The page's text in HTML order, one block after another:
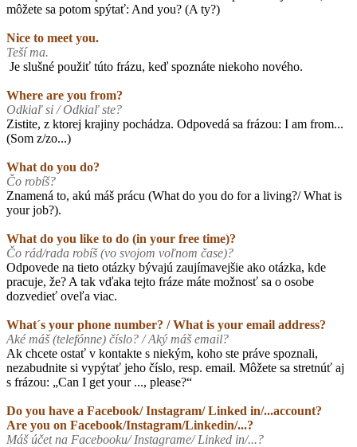
môžete sa potom spýtať: And you? (A ty?)
Nice to meet you.
Teší ma.
Je slušné použiť túto frázu, keď spoznáte niekoho nového.
Where are you from?
Odkiaľ si / Odkiaľ ste?
Zistite, z ktorej krajiny pochádza. Odpovedá sa frázou: I am from...
(Som z/zo...)
What do you do?
Čo robíš?
Znamená to, akú máš prácu (What do you do for a living?/ What is
your job?).
What do you like to do (in your free time)?
Čo rád/rada robíš (vo svojom voľnom čase)?
Odpovede na tieto otázky bývajú zaujímavejšie ako otázka, kde
pracuje, že? A tak vďaka tejto fráze máte možnosť sa o osobe
dozvedieť oveľa viac.
What´s your phone number? / What is your email address?
Aké máš (telefónne) číslo? / Aký máš email?
Ak chcete ostať v kontakte s niekým, koho ste práve spoznali,
nezabudnite si vypýtať jeho číslo, resp. email. Môžete sa stretnúť aj
s frázou: „Can I get your ..., please?“
Do you have a Facebook/ Instagram/ Linked in/...account?
Are you on Facebook/Instagram/Linkedin/...?
Máš účet na Facebooku/ Instagrame/ Linked in/...?